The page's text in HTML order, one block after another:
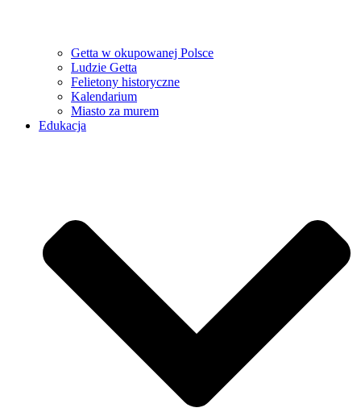
Getta w okupowanej Polsce
Ludzie Getta
Felietony historyczne
Kalendarium
Miasto za murem
Edukacja